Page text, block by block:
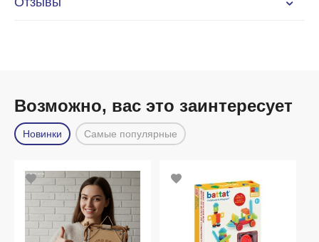
Возможно, вас это заинтересует
Новинки Самые популярные